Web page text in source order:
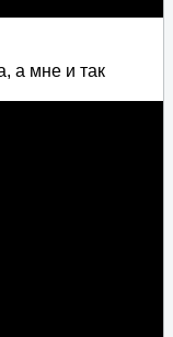
а мне и так